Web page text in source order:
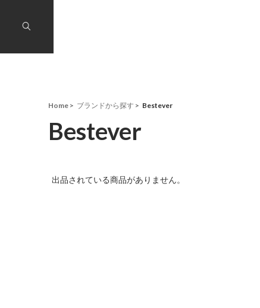
Home ブランドから探す Bestever
Bestever
出品されている商品がありません。